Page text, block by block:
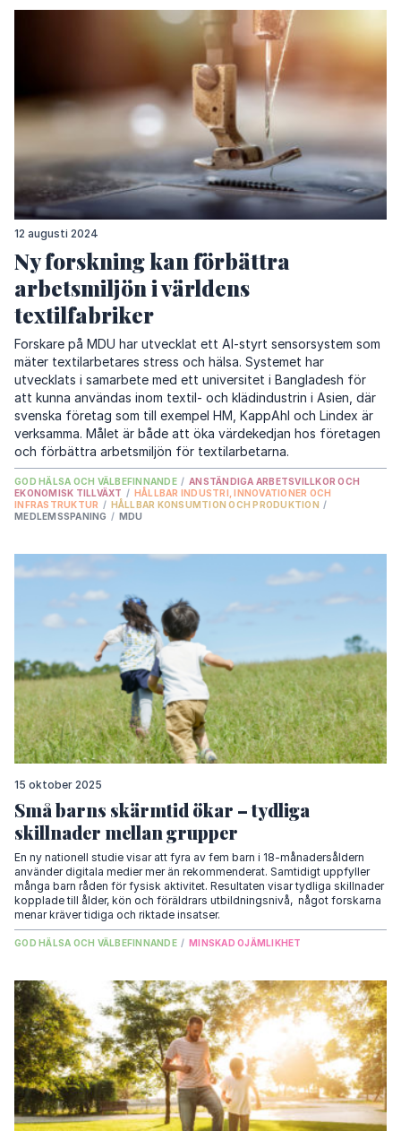
12 augusti 2024
Ny forskning kan förbättra
arbetsmiljön i världens
textilfabriker
Forskare på MDU har utvecklat ett AI-styrt sensorsystem som
mäter textilarbetares stress och hälsa. Systemet har
utvecklats i samarbete med ett universitet i Bangladesh för
att kunna användas inom textil- och klädindustrin i Asien, där
svenska företag som till exempel HM, KappAhl och Lindex är
verksamma. Målet är både att öka värdekedjan hos företagen
och förbättra arbetsmiljön för textilarbetarna.
GOD HÄLSA OCH VÄLBEFINNANDE / ANSTÄNDIGA ARBETSVILLKOR OCH
EKONOMISK TILLVÄXT / HÅLLBAR INDUSTRI, INNOVATIONER OCH
INFRASTRUKTUR / HÅLLBAR KONSUMTION OCH PRODUKTION /
MEDLEMSSPANING / MDU
15 oktober 2025
Små barns skärmtid ökar – tydliga
skillnader mellan grupper
En ny nationell studie visar att fyra av fem barn i 18-månadersåldern
använder digitala medier mer än rekommenderat. Samtidigt uppfyller
många barn råden för fysisk aktivitet. Resultaten visar tydliga skillnader
kopplade till ålder, kön och föräldrars utbildningsnivå, något forskarna
menar kräver tidiga och riktade insatser.
GOD HÄLSA OCH VÄLBEFINNANDE / MINSKAD OJÄMLIKHET